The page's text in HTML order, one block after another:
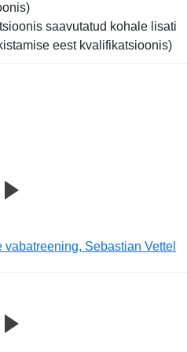
saavutatud kohale lisati
eest kvalifikatsioonis)
Sebastian Vettel